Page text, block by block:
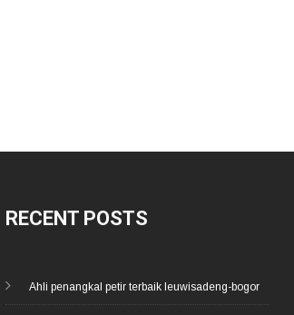
RECENT POSTS
Ahli penangkal petir terbaik leuwisadeng-bogor